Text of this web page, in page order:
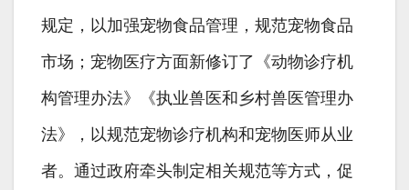
规定，以加强宠物食品管理，规范宠物食品
市场；宠物医疗方面新修订了《动物诊疗机
构管理办法》《执业兽医和乡村兽医管理办
法》，以规范宠物诊疗机构和宠物医师从业
者。通过政府牵头制定相关规范等方式，促